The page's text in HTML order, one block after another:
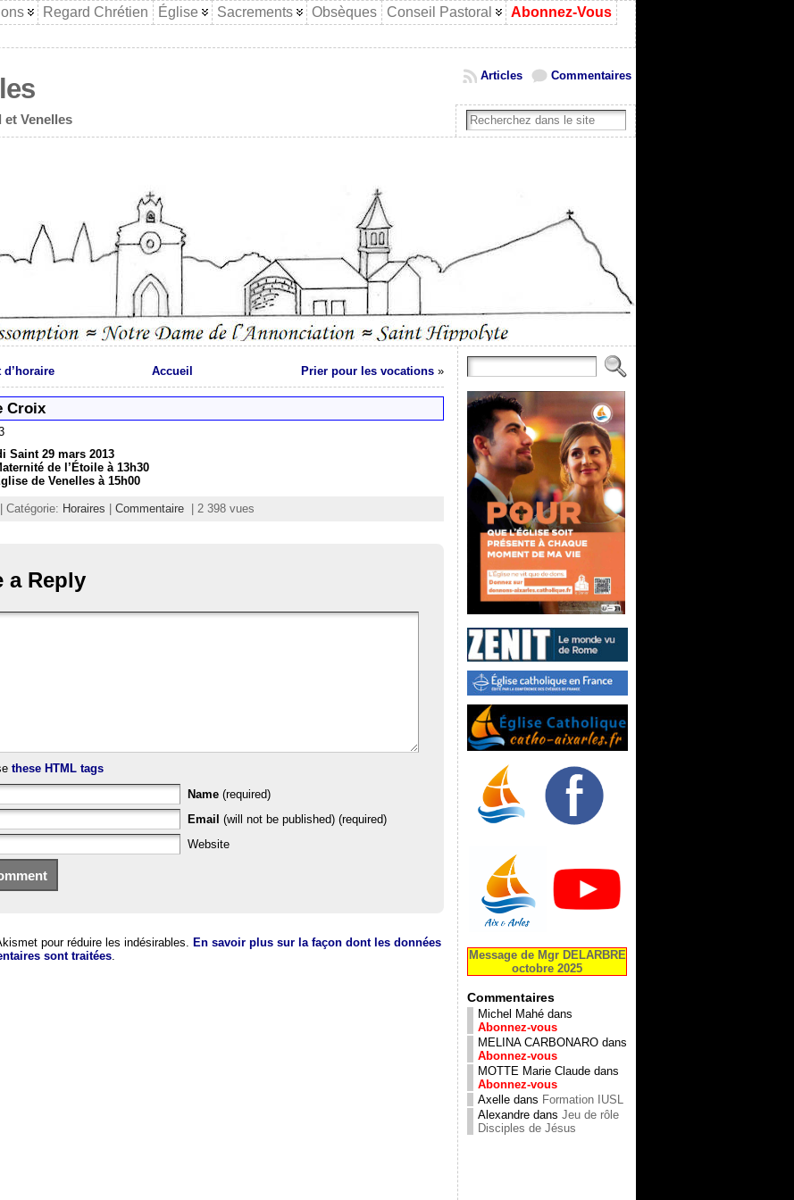
Regard Chrétien Église Sacrements Obsèques Conseil Pastoral
Abonnez-Vous
Venelles
Commentaires
Articles
d’horaire Accueil Prier pour les vocations »
Croix
Saint 29 mars 2013
de l’Étoile à 13h30
de Venelles à 15h00
Catégorie: Horaires Commentaire | 2 398 vues
a Reply
these HTML tags
Name (required)
Email (will not be published) (required)
Website
pour réduire les indésirables. En savoir plus sur la façon dont les données
sont traitées.
Message de Mgr DELARBRE
octobre 2025
Commentaires
Michel Mahé dans
Abonnez-vous
MELINA CARBONARO dans
Abonnez-vous
MOTTE Marie Claude dans
Abonnez-vous
Axelle dans Formation IUSL
Alexandre dans Jeu de rôle
Disciples de Jésus